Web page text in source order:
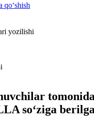
qo‘shish
yozilishi
so‘ziga